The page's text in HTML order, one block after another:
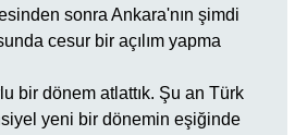
sonra Ankara'nın şimdi
cesur bir açılım yapma
bir dönem atlattık. Şu an Türk
yeni bir dönemin eşiğinde